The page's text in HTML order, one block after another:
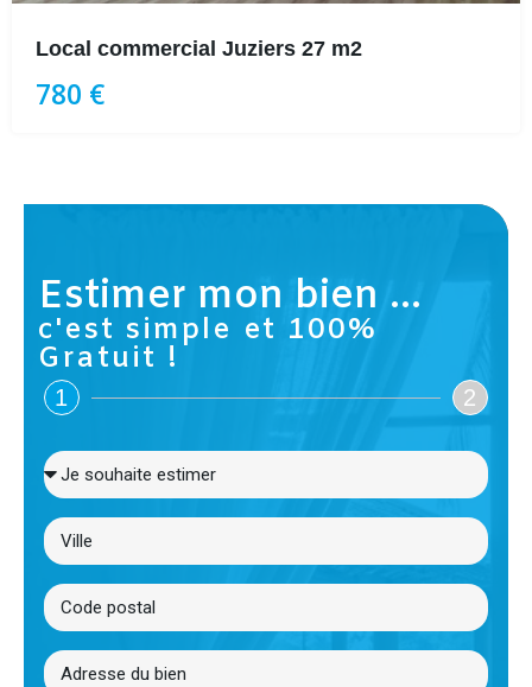
Local commercial Juziers 27 m2
780 €
Estimer mon bien ...
c'est simple et 100%
Gratuit !
1 2